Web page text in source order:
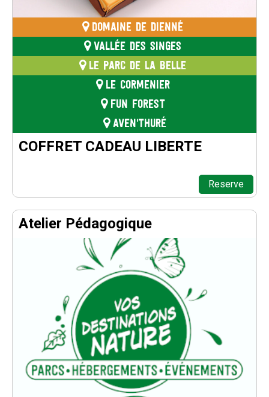
COFFRET CADEAU LIBERTE
DOMAINE DE DIENNÉ
VALLÉE DES SINGES
LE PARC DE LA BELLE
LE CORMENIER
FUN FOREST
AVEN'THURÉ
Reserve
Atelier Pédagogique